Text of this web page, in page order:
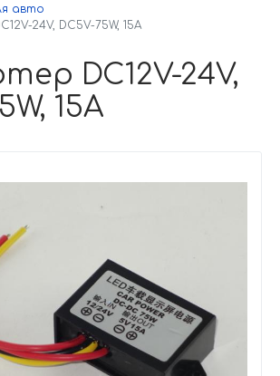
авто
24V, DC5V-75W, 15A
DC12V-24V,
15A